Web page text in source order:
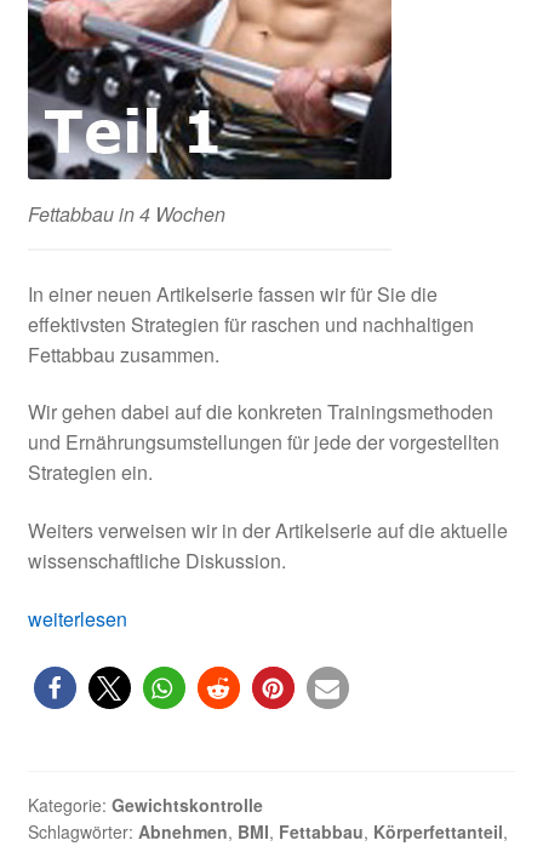
Fettabbau in 4 Wochen
In einer neuen Artikelserie fassen wir für Sie die
effektivsten Strategien für raschen und nachhaltigen
Fettabbau zusammen.
Wir gehen dabei auf die konkreten Trainingsmethoden
und Ernährungsumstellungen für jede der vorgestellten
Strategien ein.
Weiters verweisen wir in der Artikelserie auf die aktuelle
wissenschaftliche Diskussion.
Strategien
Fettabbau:
Die
Neue
Artikelserie
weiterlesen
Kategorie: Gewichtskontrolle
Schlagwörter: Abnehmen, BMI, Fettabbau, Körperfettanteil,